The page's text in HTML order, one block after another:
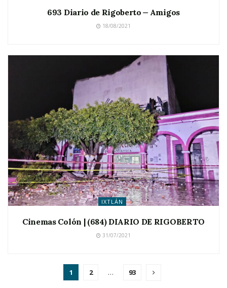
693 Diario de Rigoberto ⏤ Amigos
18/08/2021
IXTLÁN
Cinemas Colón | (684) DIARIO DE RIGOBERTO
31/07/2021
1 2 … 93